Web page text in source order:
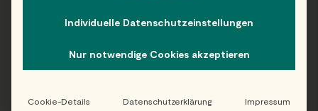
Folge uns auf Instagram!
@EATHAPPY
Individuelle Datenschutzeinstellungen
Nur notwendige Cookies akzeptieren
Cookie-Details Datenschutzerklärung Impressum